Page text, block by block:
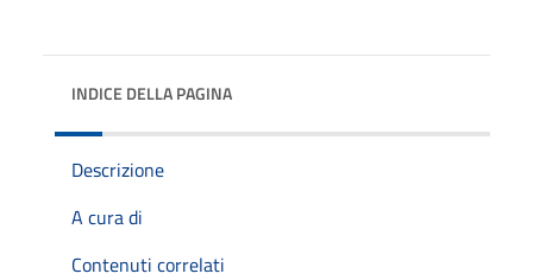
INDICE DELLA PAGINA
Descrizione
A cura di
Contenuti correlati